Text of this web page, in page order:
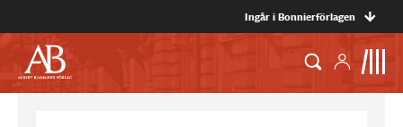
Ingår i Bonnierförlagen